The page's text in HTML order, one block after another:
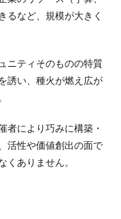
るなど、規模が大きく
ニティそのものの特質
誘い、種火が燃え広が
者により巧みに構築・
活性や価値創出の面で
ありません。